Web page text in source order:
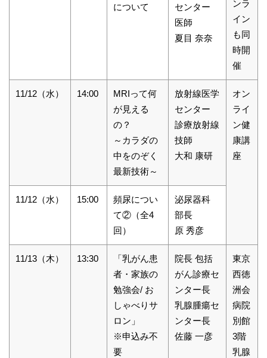
ンラ
イン
も同
時開
催
について
センター
医師
夏目 奈奈
11/12（水） 14:00
MRIって何
が見える
の？
～カラダの
中をのぞく
最新技術～
放射線医学
センター
診療放射線
技師
大和 康研
オン
ライ
ン健
康講
座
11/12（水） 15:00
頻尿につい
て②（全4
回）
泌尿器科
部長
原 秀彦
11/13（木） 13:30
「乳がん患
者・家族の
勉強会/ お
しゃべりサ
ロン」
※申込み不
要
院長 包括
がん診療セ
ンター長
乳腺腫瘍セ
ンター長
佐藤 一彦
東京
西徳
洲会
病院
別館
3階
乳腺